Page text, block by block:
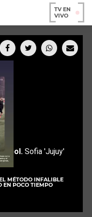
TV EN
VIVO
MÉTODO INFALIBLE
EN POCO TIEMPO